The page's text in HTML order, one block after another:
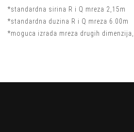
*standardna sirina R i Q mreza 2,15m
*standardna duzina R i Q mreza 6.00m
*moguca izrada mreza drugih